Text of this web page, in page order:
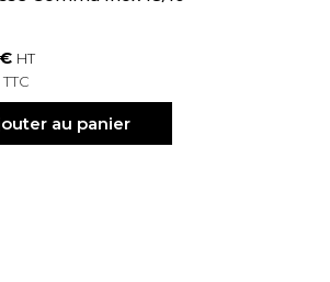
HT
au panier